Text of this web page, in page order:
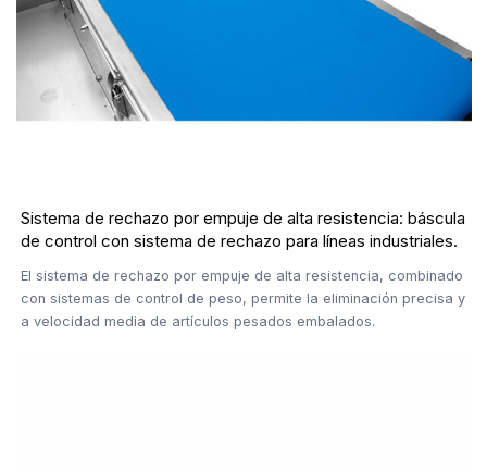
Sistema de rechazo por empuje de alta resistencia: báscula
de control con sistema de rechazo para líneas industriales.
El sistema de rechazo por empuje de alta resistencia, combinado
con sistemas de control de peso, permite la eliminación precisa y
a velocidad media de artículos pesados embalados.